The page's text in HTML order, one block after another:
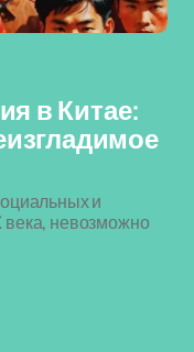
в Китае:
и
века, невозможно